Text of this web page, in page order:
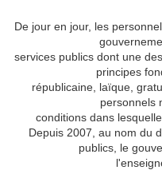
De jour en jour, les
services publics dont une
principes
républicaine, laïque,
personnels
conditions dans
Depuis 2007, au nom du
publics, le